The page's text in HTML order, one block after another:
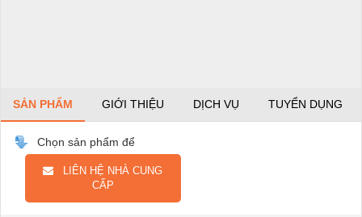
SẢN PHẨM GIỚI THIỆU DỊCH VỤ TUYỂN DỤNG
Chọn sản phẩm để
LIÊN HỆ NHÀ CUNG
CẤP